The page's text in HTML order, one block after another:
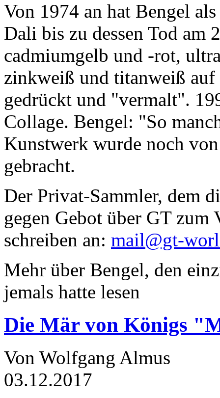
Von 1974 an hat Bengel
Dali bis zu dessen Tod am
cadmiumgelb und -rot,
zinkweiß und titanweiß
gedrückt und "vermalt".
Collage. Bengel: "So
Kunstwerk wurde noch
gebracht.
Der Privat-Sammler, dem
gegen Gebot über GT zum
schreiben an: mail@gt-
Mehr über Bengel, den
jemals hatte lesen
Die Mär von Königs
Von Wolfgang Almus
03.12.2017